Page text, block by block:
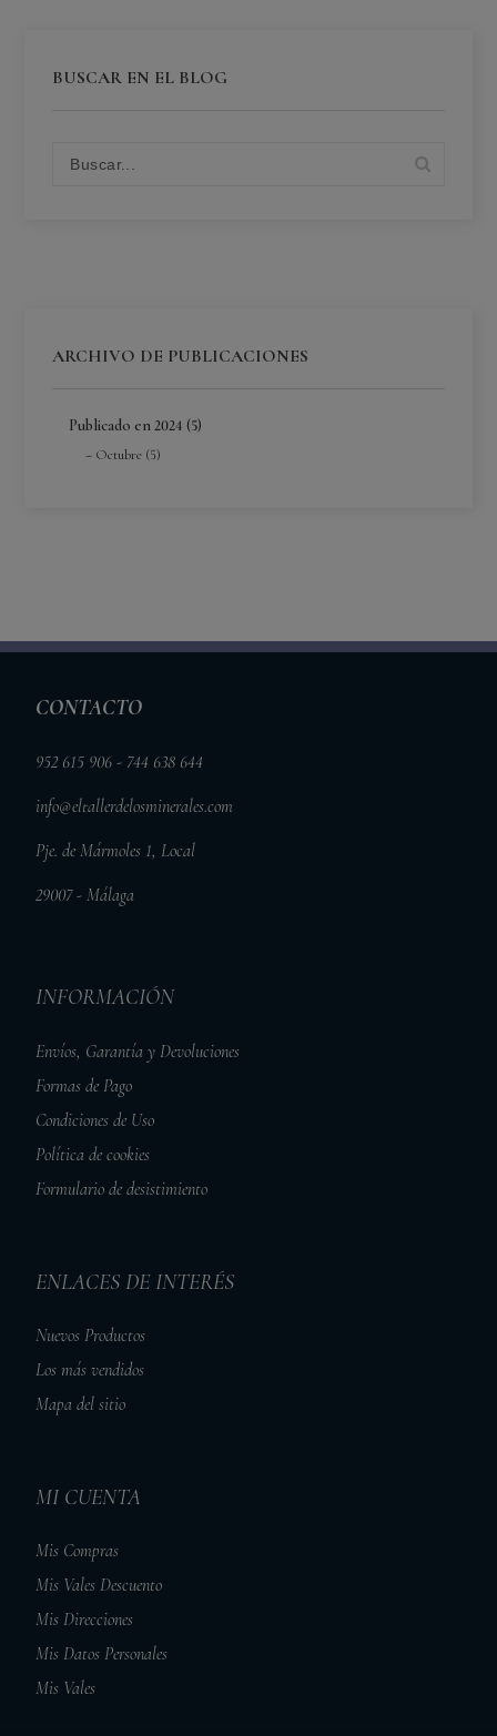
BUSCAR EN EL BLOG
ARCHIVO DE PUBLICACIONES
Publicado en 2024 (5)
Octubre (5)
CONTACTO
952 615 906 - 744 638 644
info@eltallerdelosminerales.com
Pje. de Mármoles 1, Local
29007 - Málaga
INFORMACIÓN
Envíos, Garantía y Devoluciones
Formas de Pago
Condiciones de Uso
Política de cookies
Formulario de desistimiento
ENLACES DE INTERÉS
Nuevos Productos
Los más vendidos
Mapa del sitio
MI CUENTA
Mis Compras
Mis Vales Descuento
Mis Direcciones
Mis Datos Personales
Mis Vales